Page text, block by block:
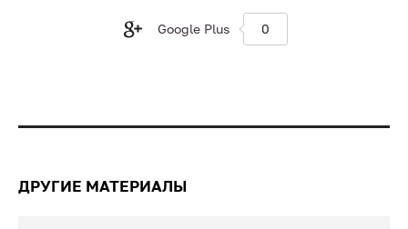
Google Plus 0
ДРУГИЕ МАТЕРИАЛЫ